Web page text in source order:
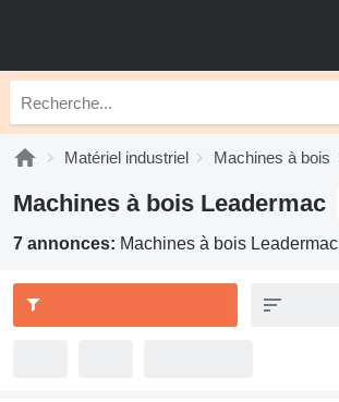
Matériel industriel Machines à bois
Machines à bois Leadermac
7 annonces: Machines à bois Leadermac